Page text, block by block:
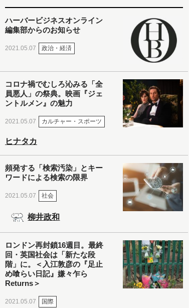
ハーバービジネスオンライン
編集部からのお知らせ
2021.05.07 政治・経済
コロナ禍でむしろ沁みる「全
員悪人」の祭典。映画『ジェ
ントルメン』の魅力
2021.05.07 カルチャー・スポーツ
ヒナタカ
頻発する「検索汚染」とキー
ワードによる検索の限界
2021.05.07 社会
柳井政和
ロンドン再封鎖16週目。最終
回・英国社会は「新たな段
階」に。＜入江敦彦の『足止
め喰らい日記』嫌々乍ら
Returns＞
2021.05.07 国際